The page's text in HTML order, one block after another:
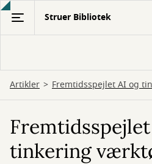
Gå
hovedindhold
Struer Bibliotek
Artikler Fremtidsspejlet AI og
tinkering